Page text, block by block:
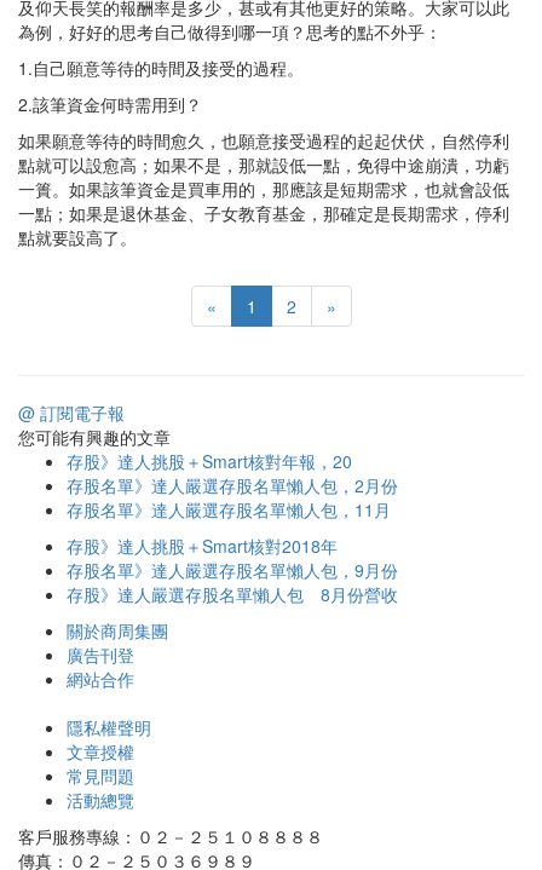
及仰天長笑的報酬率是多少，甚或有其他更好的策略。大家可以此
為例，好好的思考自己做得到哪一項？思考的點不外乎：
1.自己願意等待的時間及接受的過程。
2.該筆資金何時需用到？
如果願意等待的時間愈久，也願意接受過程的起起伏伏，自然停利
點就可以設愈高；如果不是，那就設低一點，免得中途崩潰，功虧
一簣。如果該筆資金是買車用的，那應該是短期需求，也就會設低
一點；如果是退休基金、子女教育基金，那確定是長期需求，停利
點就要設高了。
« 1 2 »
@ 訂閱電子報
您可能有興趣的文章
存股》達人挑股＋Smart核對年報，20
存股名單》達人嚴選存股名單懶人包，2月份
存股名單》達人嚴選存股名單懶人包，11月
存股》達人挑股＋Smart核對2018年
存股名單》達人嚴選存股名單懶人包，9月份
存股》達人嚴選存股名單懶人包 8月份營收
關於商周集團
廣告刊登
網站合作
隱私權聲明
文章授權
常見問題
活動總覽
客戶服務專線：０２－２５１０８８８８
傳真：０２－２５０３６９８９